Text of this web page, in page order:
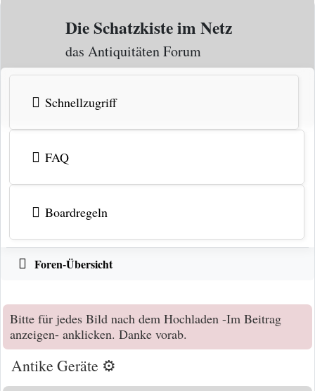
Zum Inhalt
Die Schatzkiste im Netz
das Antiquitäten Forum
Schnellzugriff
FAQ
Boardregeln
Foren-Übersicht
Bitte für jedes Bild nach dem Hochladen -Im Beitrag
anzeigen- anklicken. Danke vorab.
Antike Geräte ⚙️